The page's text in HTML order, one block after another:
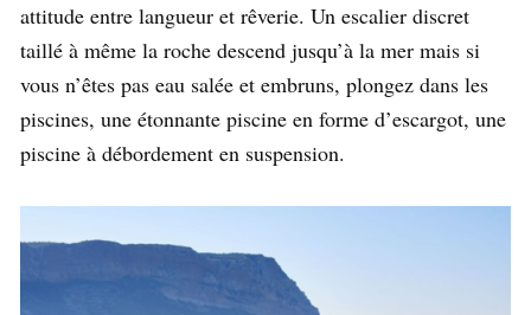
attitude entre langueur et rêverie. Un escalier discret
taillé à même la roche descend jusqu’à la mer mais si
vous n’êtes pas eau salée et embruns, plongez dans les
piscines, une étonnante piscine en forme d’escargot, une
piscine à débordement en suspension.